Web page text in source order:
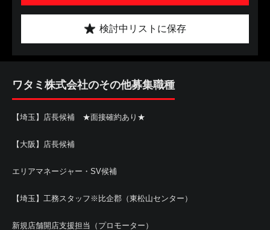
検討中リストに保存
ワタミ株式会社のその他募集職種
【埼玉】店長候補 ★面接確約あり★
【大阪】店長候補
エリアマネージャー・SV候補
【埼玉】工務スタッフ※比企郡（東松山センター）
新規店舗開店支援担当（プロモーター）